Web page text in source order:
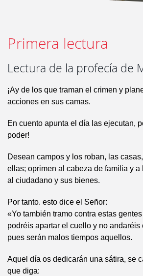
Primera lectura
Lectura de la profecía de
¡Ay de los que traman el crimen y
acciones en sus camas.
En cuento apunta el día las ejecutan,
poder!
Desean campos y los roban, las
ellas; oprimen al cabeza de familia y a
al ciudadano y sus bienes.
Por tanto. esto dice el Señor:
«Yo también tramo contra estas
podréis apartar el cuello y no andaréis
pues serán malos tiempos aquellos.
Aquel día os dedicarán una sátira, se
que diga: